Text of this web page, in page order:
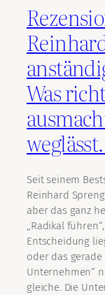
Was
Seit seinem
Reinhard
aber das ganz
„Radikal
Entscheidung
oder das gerade
Unternehmen“
gleiche. Die